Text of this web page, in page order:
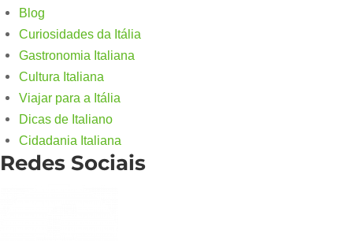
Blog
Curiosidades da Itália
Gastronomia Italiana
Cultura Italiana
Viajar para a Itália
Dicas de Italiano
Cidadania Italiana
Redes Sociais